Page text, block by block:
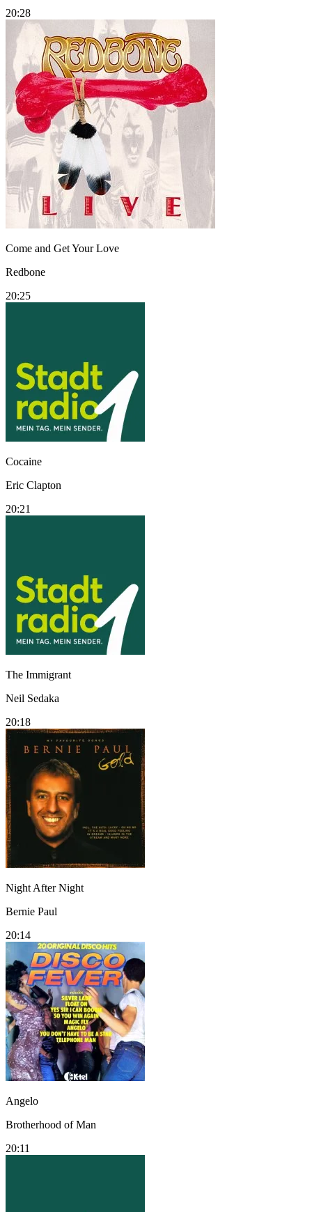
20:28
Come and Get Your Love
Redbone
20:25
Cocaine
Eric Clapton
20:21
The Immigrant
Neil Sedaka
20:18
Night After Night
Bernie Paul
20:14
Angelo
Brotherhood of Man
20:11